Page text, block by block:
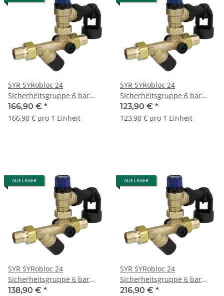
SYR SYRobloc 24
Sicherheitsgruppe 6 bar
1/2" AG | 3/4" AG
0024.15.009
166,90 € *
166,90 € pro 1 Einheit
SYR SYRobloc 24
Sicherheitsgruppe 6 bar
1/2" AG 0024.15.000
123,90 € *
123,90 € pro 1 Einheit
AUF LAGER
SYR SYRobloc 24
Sicherheitsgruppe 6 bar
3/4" AG 0024.20.000
138,90 € *
AUF LAGER
SYR SYRobloc 24
Sicherheitsgruppe 6 bar
DN20 x 1" 0024.20.009
216,90 € *